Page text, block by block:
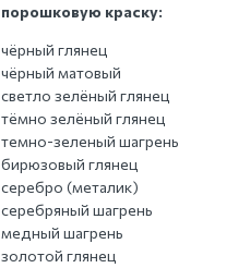
порошковую краску:
чёрный глянец
чёрный матовый
светло зелёный глянец
тёмно зелёный глянец
темно-зеленый шагрень
бирюзовый глянец
серебро (металик)
серебряный шагрень
медный шагрень
золотой глянец